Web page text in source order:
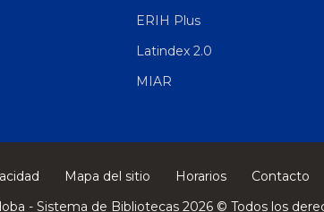
ERIH Plus
Latindex 2.0
MIAR
Mapa del sitio Horarios
Contacto
- Sistema de Bibliotecas 2026 © Todos los